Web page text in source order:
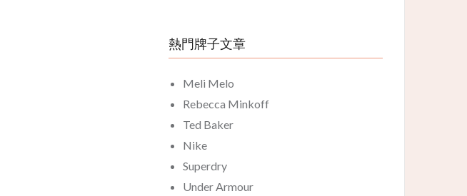
熱門牌子文章
Meli Melo
Rebecca Minkoff
Ted Baker
Nike
Superdry
Under Armour